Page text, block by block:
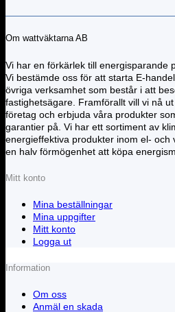
Om wattväktarna AB
Vi har en förkärlek till energisparande
Vi bestämde oss för att starta E-
övriga verksamhet som består i att
fastighetsägare. Framförallt vill vi nå
företag och erbjuda våra produkter
garantier på. Vi har ett sortiment av
energieffektiva produkter inom el- och
en halv förmögenhet att köpa
Mitt konto
Mina beställningar
Mina uppgifter
Mitt konto
Logga ut
Information
Om oss
Anmäl en skada